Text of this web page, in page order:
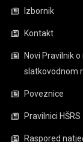
Izbornik
Kontakt
Novi Pravilnik
slatkovodnom
Poveznice
Pravilnici HŠRS
Raspored